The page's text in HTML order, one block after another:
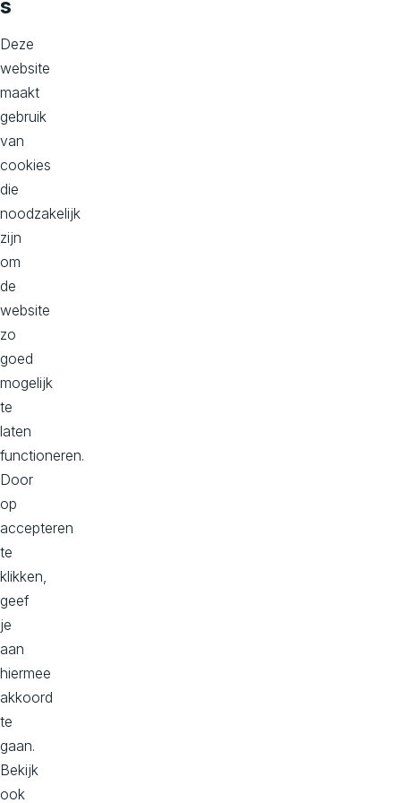
uit
mijn
website
Ik
wil
mijn
online
dienstverlening
slimmer
maken
heb
vraagstuk
advies
e
e
n
t
t
o
p
s
Deze
website
maakt
gebruik
van
cookies
die
noodzakelijk
zijn
om
de
website
zo
goed
mogelijk
te
laten
functioneren.
Door
op
accepteren
te
klikken,
geef
je
aan
hiermee
akkoord
te
gaan.
Bekijk
ook